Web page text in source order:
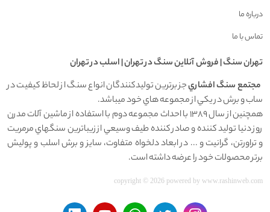
درباره ما
تماس با ما
تهران سنگ | فروش آنلاين سنگ در تهران | اسلب در تهران
مجتمع سنگ افشاريجز برترين توليدکنندگان انواع سنگ از لحاظ کيفيت در
ساب و برش در يکي از مجموعه هاي خود ميباشد.
همچنين از سال 1389 با احداث مجموعه دوم با استفاده از ماشين آلات مدرن
روز دنيا توليد کننده و صادر کننده طيف وسيعي از زيباترين سنگهاي مرمريت
و تراورتن، گرانيت و ... در ابعاد دلخواه متفاوت، سايز و برش اسلب و پوليش
برتر محصولات خود را عرضه داشته است.
copyright © 2026 powered by www.rashinweb.com